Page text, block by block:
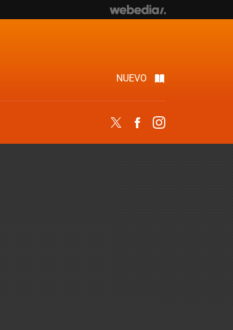
NUEVO
Twitter Facebook